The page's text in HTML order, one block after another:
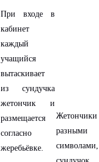
При входе в
кабинет
каждый
учащийся
вытаскивает
из сундучка
жетончик и
размещается
согласно
жеребьёвке.
Жетончики
разными
символами,